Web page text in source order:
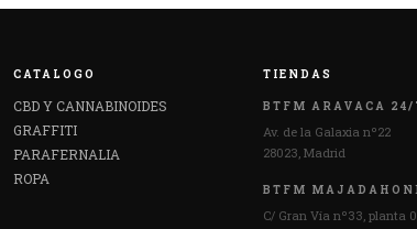
CATALOGO
CBD Y CANNABINOIDES
GRAFFITI
PARAFERNALIA
ROPA
TIENDAS
BTFM ARAVACA 24/
Av. de la Galaxia nº22
28023, Madrid
BTFM
C/ Gran Vía nº33, planta